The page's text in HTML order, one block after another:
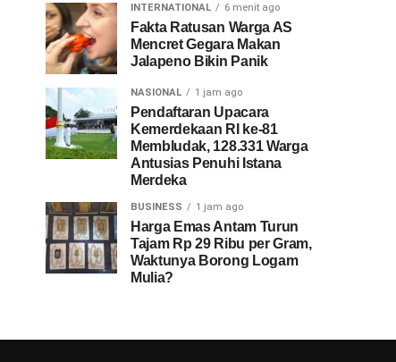
INTERNATIONAL 6 menit ago
Fakta Ratusan Warga AS
Mencret Gegara Makan
Jalapeno Bikin Panik
NASIONAL 1 jam ago
Pendaftaran Upacara
Kemerdekaan RI ke-81
Membludak, 128.331 Warga
Antusias Penuhi Istana
Merdeka
BUSINESS 1 jam ago
Harga Emas Antam Turun
Tajam Rp 29 Ribu per Gram,
Waktunya Borong Logam
Mulia?